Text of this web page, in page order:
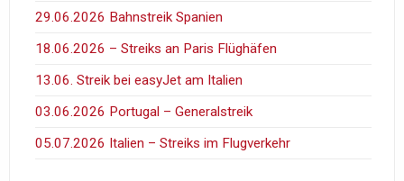
29.06.2026 Bahnstreik Spanien
18.06.2026 – Streiks an Paris Flüghäfen
13.06. Streik bei easyJet am Italien
03.06.2026 Portugal – Generalstreik
05.07.2026 Italien – Streiks im Flugverkehr